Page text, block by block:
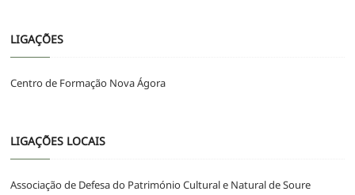
LIGAÇÕES
Centro de Formação Nova Ágora
LIGAÇÕES LOCAIS
Associação de Defesa do Património Cultural e Natural de Soure